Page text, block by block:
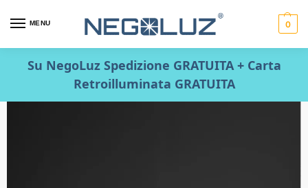
MENU 0
Su NegoLuz Spedizione GRATUITA + Carta
Retroilluminata GRATUITA